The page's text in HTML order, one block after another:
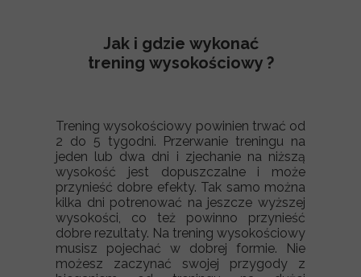
Jak i gdzie wykonać
trening wysokościowy ?
Trening wysokościowy powinien trwać od
2 do 5 tygodni. Przerwanie treningu na
jeden lub dwa dni i zjechanie na niższą
wysokość jest dopuszczalne i może
przynieść dobre efekty. Tak samo można
kilka dni potrenować na jeszcze wyższej
wysokości, co też powinno przynieść
dobre rezultaty. Na trening wysokościowy
musisz pojechać w dobrej formie. Nie
możesz zaczynać swojej przygody z